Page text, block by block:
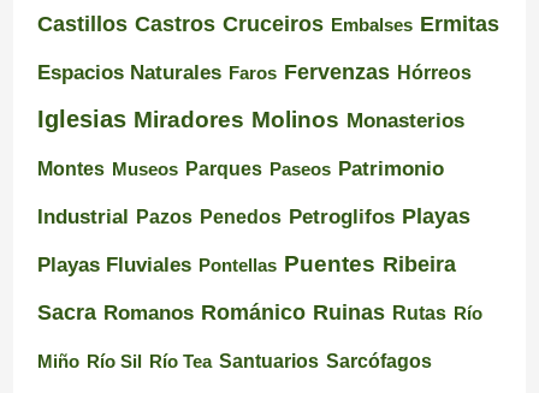
Castillos Castros Cruceiros Embalses Ermitas
Espacios Naturales Faros Fervenzas Hórreos
Iglesias Miradores Molinos Monasterios
Montes Museos Parques Paseos Patrimonio
Industrial Pazos Penedos Petroglifos Playas
Playas Fluviales Pontellas Puentes Ribeira
Sacra Romanos Románico Ruinas Rutas Río
Miño Río Sil Río Tea Santuarios Sarcófagos